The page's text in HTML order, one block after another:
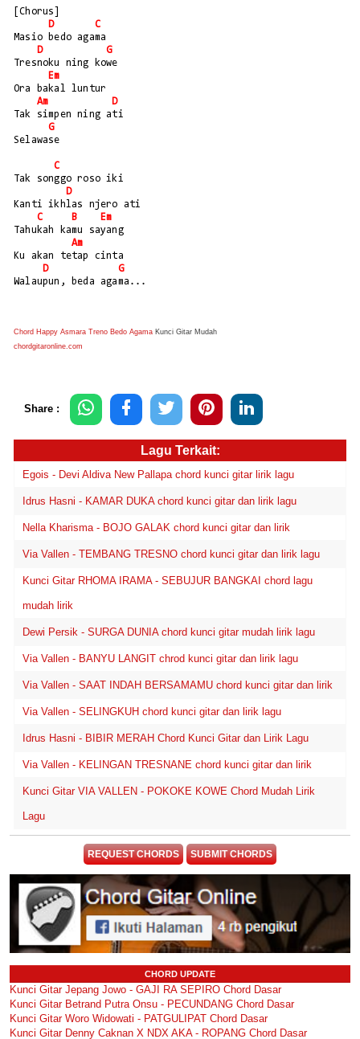
[Chorus]
D
C
Masio bedo agama
D
G
Tresnoku ning kowe
Em
Ora bakal luntur
Am
D
Tak simpen ning ati
G
Selawase
C
Tak songgo roso iki
D
Kanti ikhlas njero ati
C
B
Em
Tahukah kamu sayang
Am
Ku akan tetap cinta
D
G
Walaupun, beda agama...
Chord Happy Asmara Treno Bedo Agama Kunci Gitar Mudah
chordgitaronline.com
Share :
Lagu Terkait:
Egois - Devi Aldiva New Pallapa chord kunci gitar lirik lagu
Idrus Hasni - KAMAR DUKA chord kunci gitar dan lirik lagu
Nella Kharisma - BOJO GALAK chord kunci gitar dan lirik
Via Vallen - TEMBANG TRESNO chord kunci gitar dan lirik lagu
Kunci Gitar RHOMA IRAMA - SEBUJUR BANGKAI chord lagu
mudah lirik
Dewi Persik - SURGA DUNIA chord kunci gitar mudah lirik lagu
Via Vallen - BANYU LANGIT chrod kunci gitar dan lirik lagu
Via Vallen - SAAT INDAH BERSAMAMU chord kunci gitar dan lirik
Via Vallen - SELINGKUH chord kunci gitar dan lirik lagu
Idrus Hasni - BIBIR MERAH Chord Kunci Gitar dan Lirik Lagu
Via Vallen - KELINGAN TRESNANE chord kunci gitar dan lirik
Kunci Gitar VIA VALLEN - POKOKE KOWE Chord Mudah Lirik
Lagu
REQUEST CHORDS SUBMIT CHORDS
CHORD UPDATE
Kunci Gitar Jepang Jowo - GAJI RA SEPIRO Chord Dasar
Kunci Gitar Betrand Putra Onsu - PECUNDANG Chord Dasar
Kunci Gitar Woro Widowati - PATGULIPAT Chord Dasar
Kunci Gitar Denny Caknan X NDX AKA - ROPANG Chord Dasar